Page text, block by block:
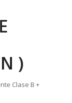
)
Clase B +